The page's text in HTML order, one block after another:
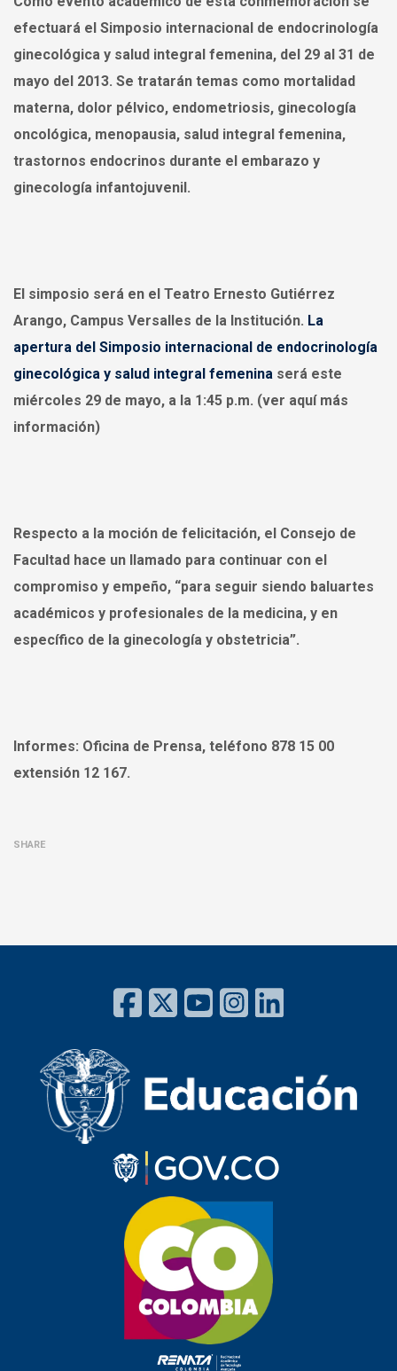
efectuará el Simposio internacional de endocrinología
ginecológica y salud integral femenina, del 29 al 31 de
mayo del 2013. Se tratarán temas como mortalidad
materna, dolor pélvico, endometriosis, ginecología
oncológica, menopausia, salud integral femenina,
trastornos endocrinos durante el embarazo y
ginecología infantojuvenil.
El simposio será en el Teatro Ernesto Gutiérrez
Arango, Campus Versalles de la Institución. La
apertura del Simposio internacional de endocrinología
ginecológica y salud integral femenina será este
miércoles 29 de mayo, a la 1:45 p.m. (ver aquí más
información)
Respecto a la moción de felicitación, el Consejo de
Facultad hace un llamado para continuar con el
compromiso y empeño, “para seguir siendo baluartes
académicos y profesionales de la medicina, y en
específico de la ginecología y obstetricia”.
Informes: Oficina de Prensa, teléfono 878 15 00
extensión 12 167.
SHARE